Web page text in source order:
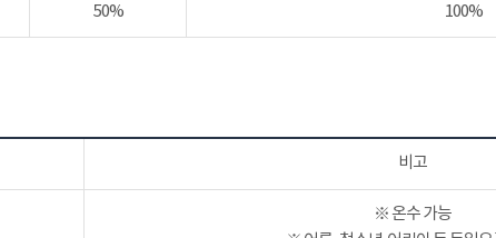
50% 100%
비고
※ 온수 가능